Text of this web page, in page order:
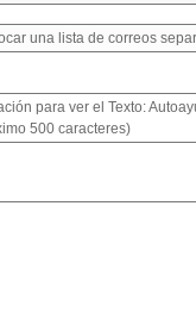
una lista de correos
para ver el Texto:
500 caracteres)